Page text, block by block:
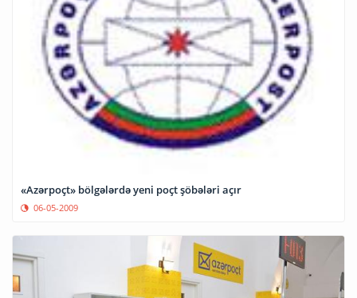
«Azərpoçt» bölgələrdə yeni poçt şöbələri açır
06-05-2009